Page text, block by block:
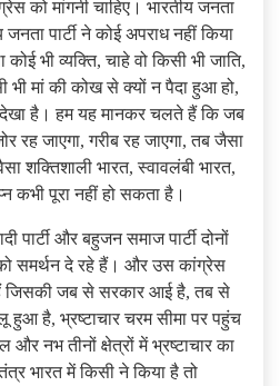
को मांगनी चाहिए। भारतीय जनता
जनता पार्टी ने कोई अपराध नहीं किया
भी व्यक्ति, चाहे वो किसी भी जाति,
भी मां की कोख से क्यों न पैदा हुआ हो,
है। हम यह मानकर चलते हैं कि जब
रह जाएगा, गरीब रह जाएगा, तब जैसा
शक्तिशाली भारत, स्वावलंबी भारत,
कभी पूरा नहीं हो सकता है।
पार्टी और बहुजन समाज पार्टी दोनों
समर्थन दे रहे हैं। और उस कांग्रेस
जिसकी जब से सरकार आई है, तब से
हुआ है, भ्रष्टाचार चरम सीमा पर पहुंच
नभ तीनों क्षेत्रों में भ्रष्टाचार का
भारत में किसी ने किया है तो